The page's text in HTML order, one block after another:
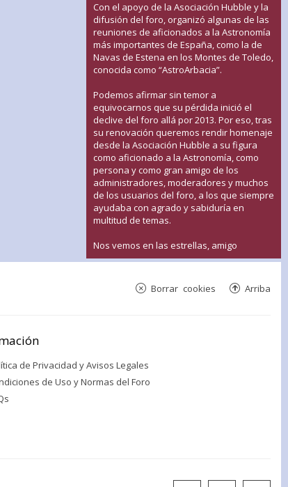
Con el apoyo de la Asociación Hubble y la
difusión del foro, organizó algunas de las
reuniones de aficionados a la Astronomía
más importantes de España, como la de
Navas de Estena en los Montes de Toledo,
conocida como “AstroArbacia”.
Podemos afirmar sin temor a
equivocarnos que su pérdida inició el
declive del foro allá por 2013. Por eso, tras
su renovación queremos rendir homenaje
desde la Asociación Hubble a su figura
como aficionado a la Astronomía, como
persona y como gran amigo de los
administradores, moderadores y muchos
de los usuarios del foro, a los que siempre
ayudaba con agrado y sabiduría en
multitud de temas.
Nos vemos en las estrellas, amigo
Arriba
Borrar cookies
de Privacidad y Avisos Legales
de Uso y Normas del Foro